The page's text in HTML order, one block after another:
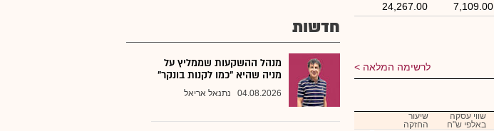
7,109.00
24,267.00
לרשימה המלאה
שווי עסקה
באלפי ש"ח
שיעור
החזקה
חדשות
מנהל ההשקעות שממליץ על
מניה שהיא "כמו לקנות בונקר"
04.08.2026 נתנאל אריאל